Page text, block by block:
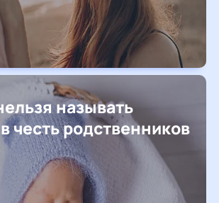
называть
честь родственников